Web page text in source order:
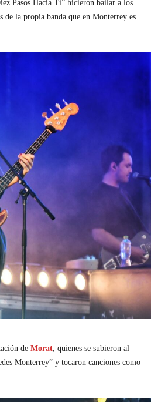
Pasos Hacia Ti” hicieron bailar a los
de la propia banda que en Monterrey es
de Morat, quienes se subieron al
Monterrey” y tocaron canciones como